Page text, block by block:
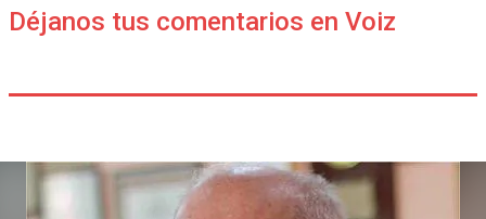
Déjanos tus comentarios en Voiz